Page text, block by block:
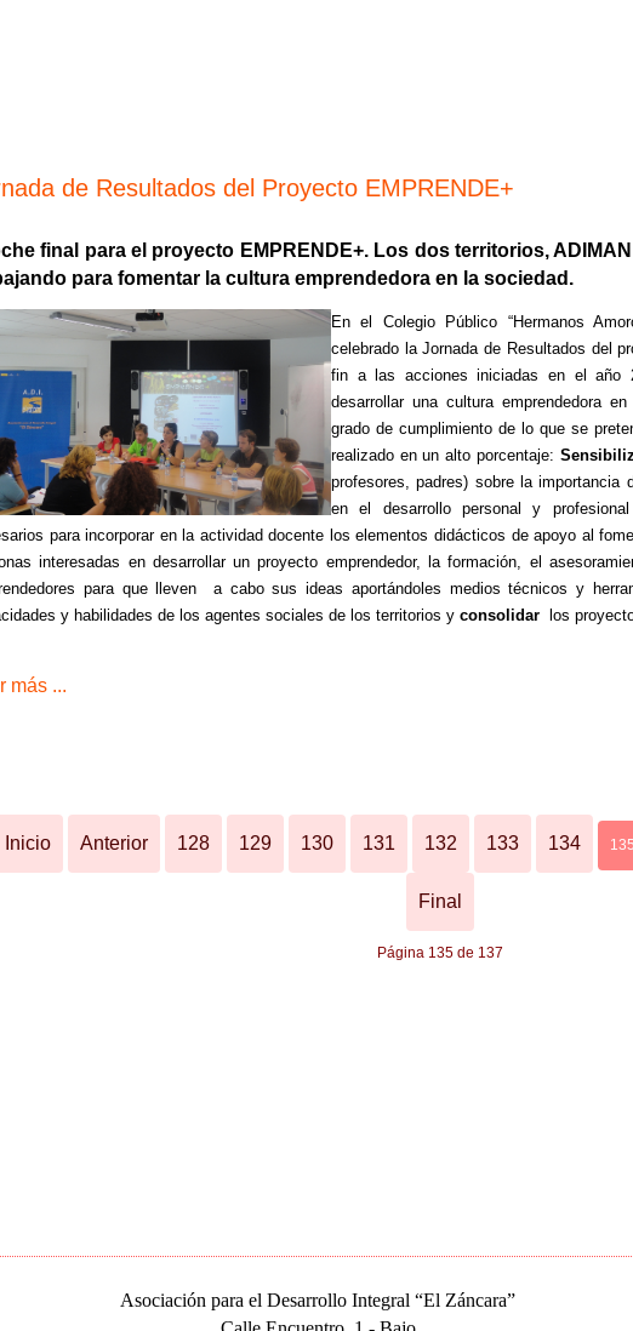
de Resultados del Proyecto EMPRENDE+
final para el proyecto EMPRENDE+. Los dos territorios,
para fomentar la cultura emprendedora en la sociedad.
En el Colegio Público “Hermanos
celebrado la Jornada de Resultados del
fin a las acciones iniciadas en el
desarrollar una cultura emprendedora
grado de cumplimiento de lo que se
realizado en un alto porcentaje:
profesores, padres) sobre la importancia
en el desarrollo personal y
para incorporar en la actividad docente los elementos didácticos de apoyo al
interesadas en desarrollar un proyecto emprendedor, la formación, el
para que lleven a cabo sus ideas aportándoles medios técnicos y
y habilidades de los agentes sociales de los territorios y consolidar los
más ...
Inicio Anterior 128 129 130 131 132 133 134 135
Final
Página 135 de 137
Asociación para el Desarrollo Integral “El Záncara”